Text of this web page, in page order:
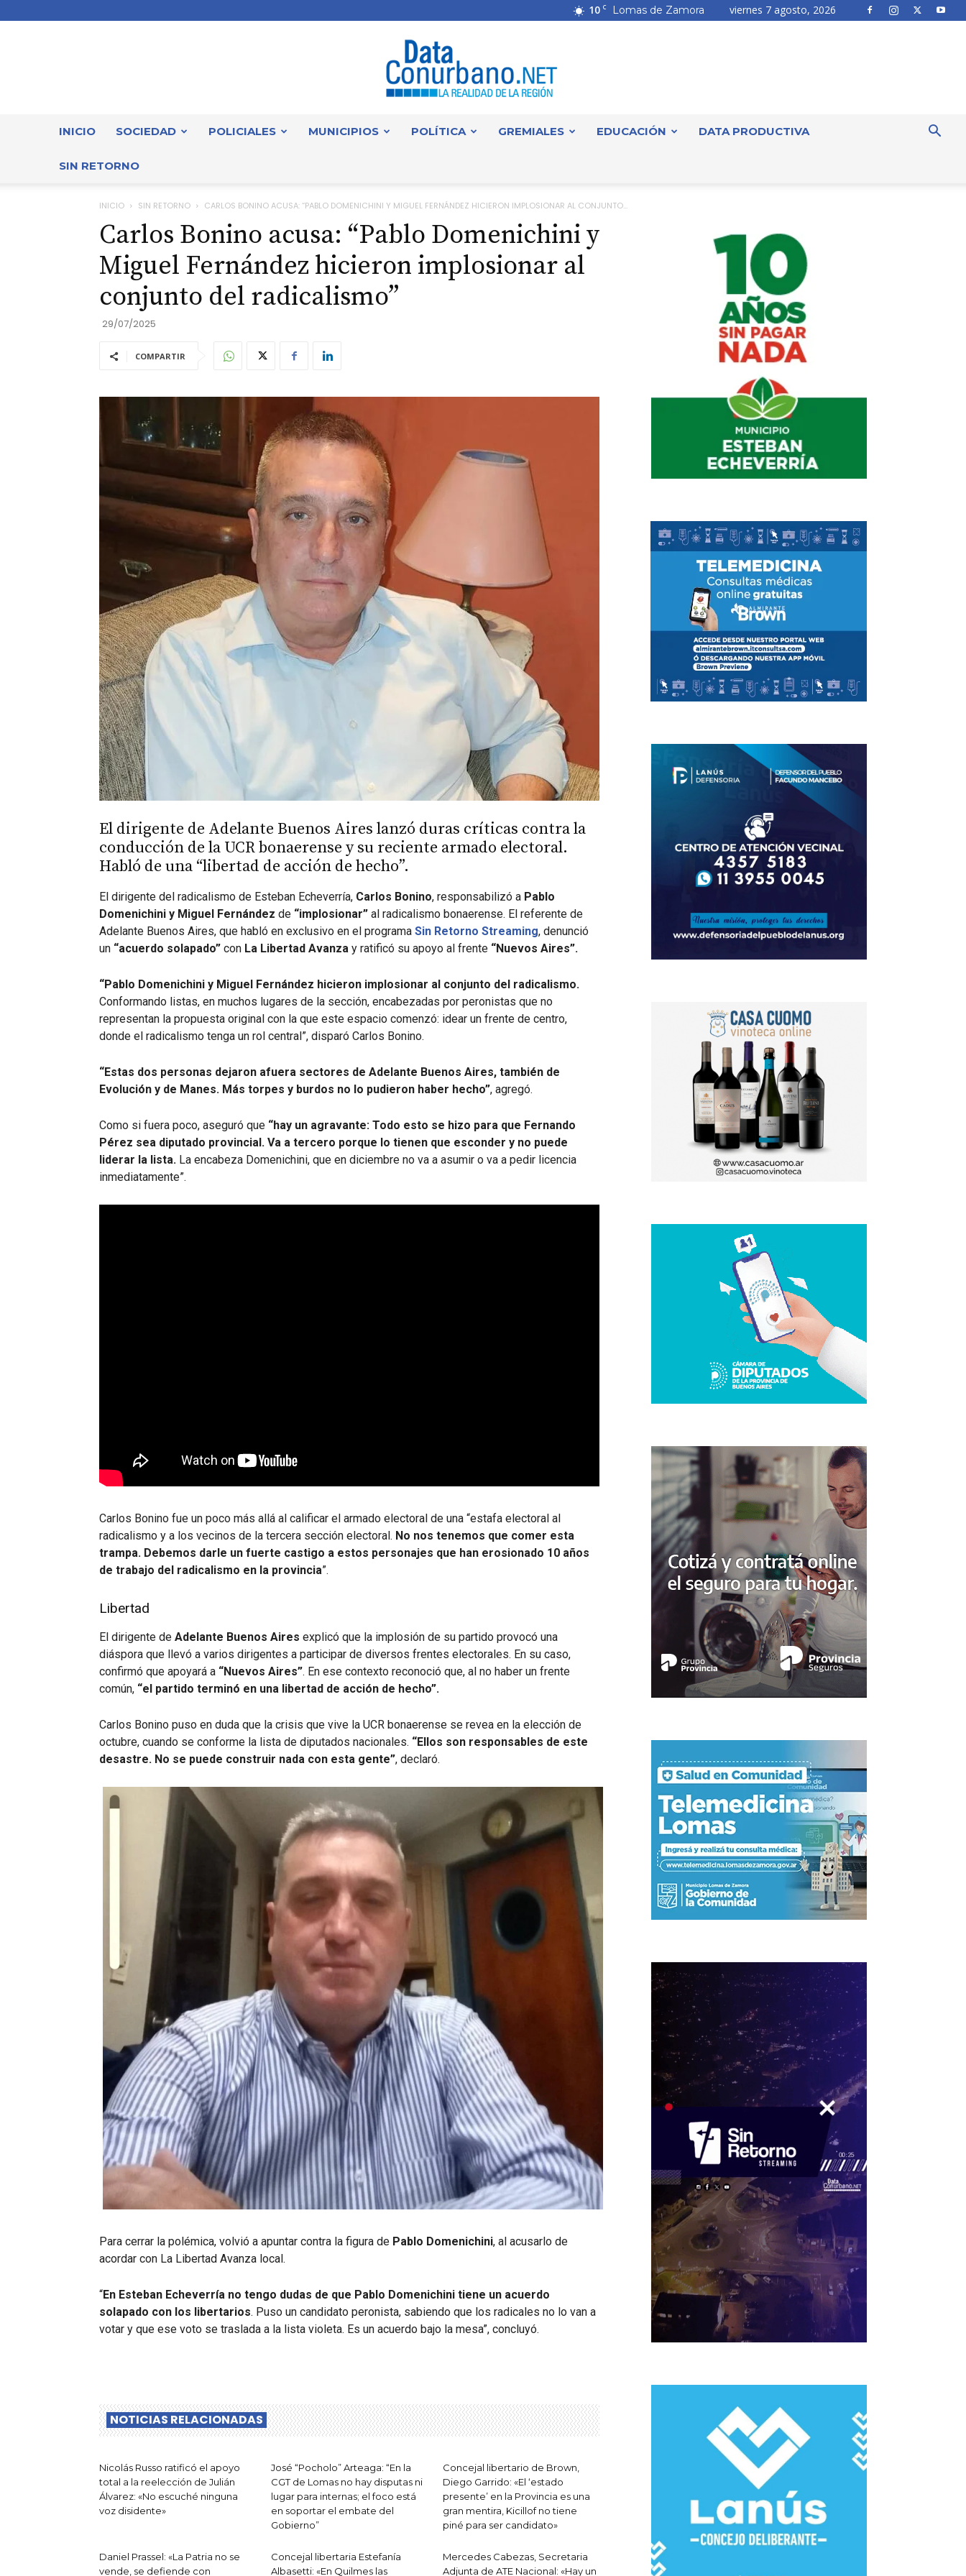
10 C Lomas de Zamora viernes 7 agosto, 2026
INICIO SOCIEDAD POLICIALES MUNICIPIOS POLÍTICA GREMIALES EDUCACIÓN DATA PRODUCTIVA
SIN RETORNO
INICIO SIN RETORNO CARLOS BONINO ACUSA: “PABLO DOMENICHINI Y MIGUEL FERNÁNDEZ HICIERON IMPLOSIONAR AL CONJUNTO...
Carlos Bonino acusa: “Pablo Domenichini y
Miguel Fernández hicieron implosionar al
conjunto del radicalismo”
29/07/2025
COMPARTIR
El dirigente de Adelante Buenos Aires lanzó duras críticas contra la
conducción de la UCR bonaerense y su reciente armado electoral.
Habló de una “libertad de acción de hecho”.
El dirigente del radicalismo de Esteban Echeverría, Carlos Bonino, responsabilizó a Pablo
Domenichini y Miguel Fernández de “implosionar” al radicalismo bonaerense. El referente de
Adelante Buenos Aires, que habló en exclusivo en el programa Sin Retorno Streaming, denunció
un “acuerdo solapado” con La Libertad Avanza y ratificó su apoyo al frente “Nuevos Aires”.
“Pablo Domenichini y Miguel Fernández hicieron implosionar al conjunto del radicalismo.
Conformando listas, en muchos lugares de la sección, encabezadas por peronistas que no
representan la propuesta original con la que este espacio comenzó: idear un frente de centro,
donde el radicalismo tenga un rol central”, disparó Carlos Bonino.
“Estas dos personas dejaron afuera sectores de Adelante Buenos Aires, también de
Evolución y de Manes. Más torpes y burdos no lo pudieron haber hecho”, agregó.
Como si fuera poco, aseguró que “hay un agravante: Todo esto se hizo para que Fernando
Pérez sea diputado provincial. Va a tercero porque lo tienen que esconder y no puede
liderar la lista. La encabeza Domenichini, que en diciembre no va a asumir o va a pedir licencia
inmediatamente”.
Carlos Bonino fue un poco más allá al calificar el armado electoral de una “estafa electoral al
radicalismo y a los vecinos de la tercera sección electoral. No nos tenemos que comer esta
trampa. Debemos darle un fuerte castigo a estos personajes que han erosionado 10 años
de trabajo del radicalismo en la provincia”.
Libertad
El dirigente de Adelante Buenos Aires explicó que la implosión de su partido provocó una
diáspora que llevó a varios dirigentes a participar de diversos frentes electorales. En su caso,
confirmó que apoyará a “Nuevos Aires”. En ese contexto reconoció que, al no haber un frente
común, “el partido terminó en una libertad de acción de hecho”.
Carlos Bonino puso en duda que la crisis que vive la UCR bonaerense se revea en la elección de
octubre, cuando se conforme la lista de diputados nacionales. “Ellos son responsables de este
desastre. No se puede construir nada con esta gente”, declaró.
Para cerrar la polémica, volvió a apuntar contra la figura de Pablo Domenichini, al acusarlo de
acordar con La Libertad Avanza local.
“En Esteban Echeverría no tengo dudas de que Pablo Domenichini tiene un acuerdo
solapado con los libertarios. Puso un candidato peronista, sabiendo que los radicales no lo van a
votar y que ese voto se traslada a la lista violeta. Es un acuerdo bajo la mesa”, concluyó.
NOTICIAS RELACIONADAS
Nicolás Russo ratificó el apoyo
total a la reelección de Julián
Álvarez: «No escuché ninguna
voz disidente»
José “Pocholo” Arteaga: “En la
CGT de Lomas no hay disputas ni
lugar para internas; el foco está
en soportar el embate del
Gobierno”
Concejal libertario de Brown,
Diego Garrido: «El ‘estado
presente’ en la Provincia es una
gran mentira, Kicillof no tiene
piné para ser candidato»
Daniel Prassel: «La Patria no se
vende, se defiende con
Concejal libertaria Estefanía
Albasetti: «En Quilmes las
Mercedes Cabezas, Secretaria
Adjunta de ATE Nacional: «Hay un